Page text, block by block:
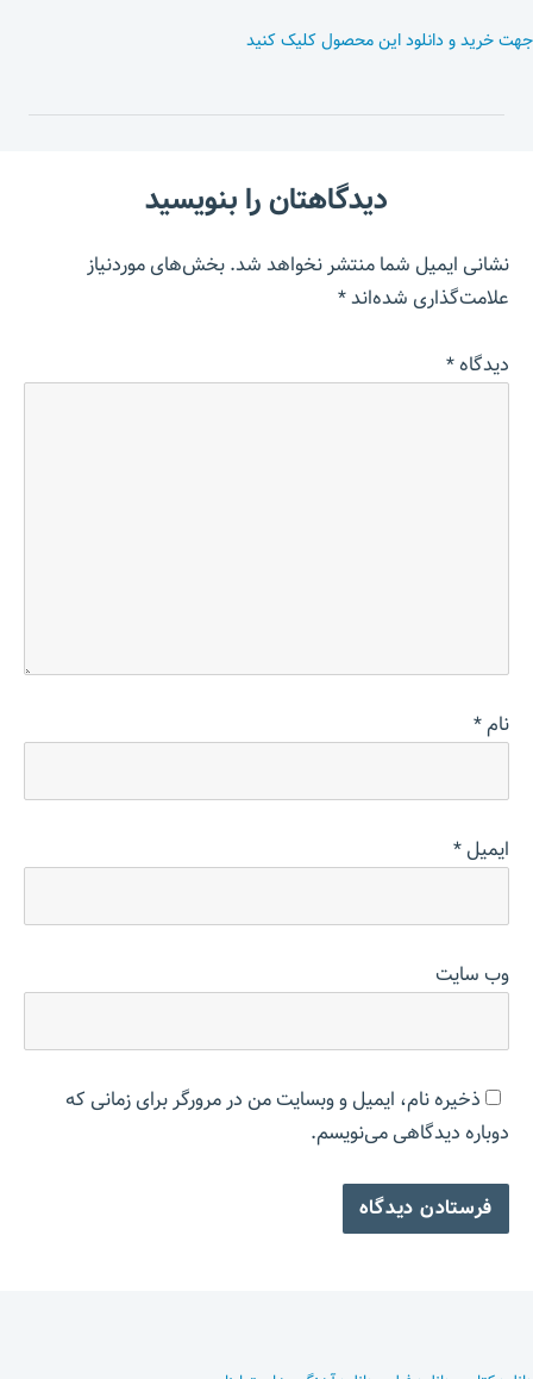
جهت خرید و دانلود این محصول کلیک کنید
دیدگاهتان را بنویسید
نشانی ایمیل شما منتشر نخواهد شد.بخش‌های موردنیاز
علامت‌گذاری شده‌اند*
دیدگاه*
نام*
ایمیل*
وب‌ سایت
ذخیره نام، ایمیل و وبسایت من در مرورگر برای زمانی که
دوباره دیدگاهی می‌نویسم.